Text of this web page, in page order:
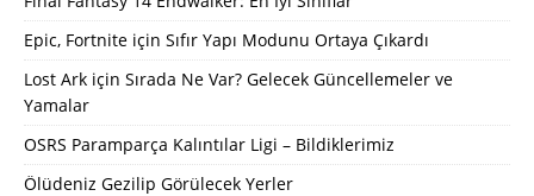
Epic, Fortnite için Sıfır Yapı Modunu Ortaya Çıkardı
Lost Ark için Sırada Ne Var? Gelecek Güncellemeler ve
Yamalar
OSRS Paramparça Kalıntılar Ligi – Bildiklerimiz
Ölüdeniz Gezilip Görülecek Yerler